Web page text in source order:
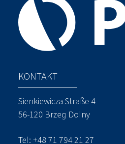
KONTAKT
Sienkiewicza Straße 4
56-120 Brzeg Dolny
Tel: +48 71 794 21 27